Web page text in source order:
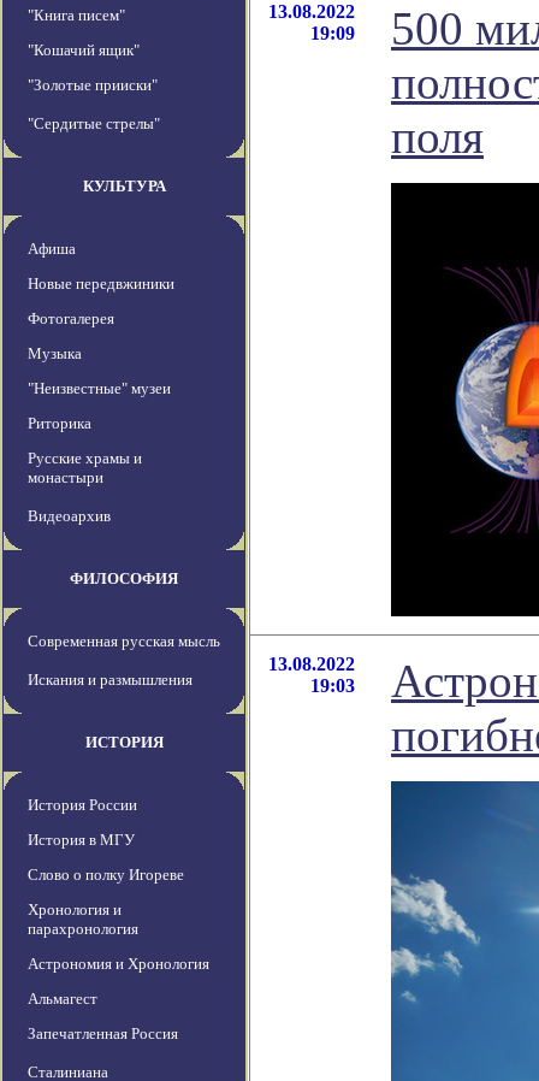
"Книга писем"
"Кошачий ящик"
"Золотые прииски"
"Сердитые стрелы"
КУЛЬТУРА
Афиша
Новые передвжиники
Фотогалерея
Музыка
"Неизвестные" музеи
Риторика
Русские храмы и
монастыри
Видеоархив
ФИЛОСОФИЯ
Современная русская мысль
Искания и размышления
ИСТОРИЯ
История России
История в МГУ
Слово о полку Игореве
Хронология и
парахронология
Астрономия и Хронология
Альмагест
Запечатленная Россия
Сталиниана
13.08.2022
19:09
500
поля
13.08.2022
19:03